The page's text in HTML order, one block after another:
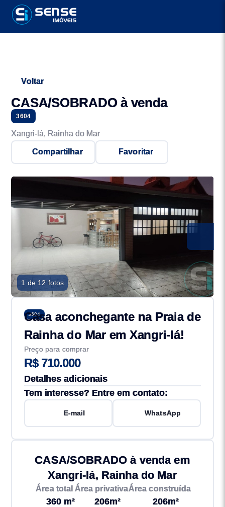
Voltar
CASA/SOBRADO à venda
3604
Xangri-lá, Rainha do Mar
Compartilhar Favoritar
1 de 12 fotos
3604
Casa aconchegante na Praia de
Rainha do Mar em Xangri-lá!
Preço para comprar
R$ 710.000
Detalhes adicionais
Tem interesse? Entre em contato:
E-mail WhatsApp
CASA/SOBRADO à venda em
Xangri-lá, Rainha do Mar
Área total
360 m²
Área privativa
206m²
Área construída
206m²